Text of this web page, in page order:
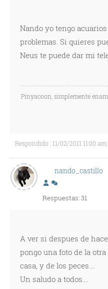
Nando yo tengo
problemas. Si quieres
Neus te puede dar mi
Pinyacoon, simplemente
Respondido : 11/02/2011 11:00 am
nando_castillo
Respuestas: 31
A ver si despues de
pongo una foto de la
casa, y de los peces....
Un saludo a todos....